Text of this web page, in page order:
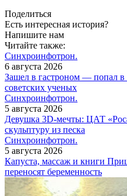
Поделиться
Есть интересная история?
Напишите нам
Читайте также:
Синхроинфотрон.
6 августа 2026
Зашел в гастроном — попал
советских ученых
Синхроинфотрон.
5 августа 2026
Девушка 3D-мечты: ЦАТ
скульптуру из песка
Синхроинфотрон.
5 августа 2026
Капуста, массаж и книги
переносят беременность